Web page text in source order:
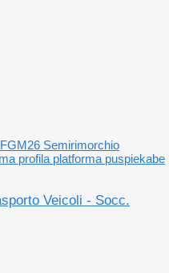
Semirimorchio
profila platforma puspiekabe
Veicoli - Socc.